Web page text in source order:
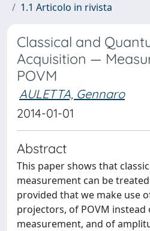
1.1 Articolo in rivista
Classical and
Acquisition —
POVM
AULETTA, Gennaro
2014-01-01
Abstract
This paper shows that
measurement can be
provided that we make use
projectors, of POVM
measurement, and of